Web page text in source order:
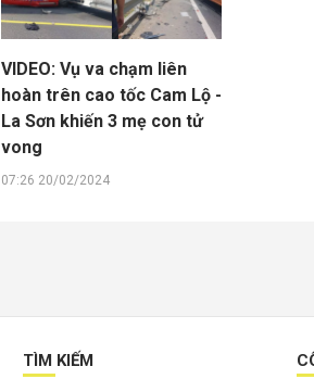
VIDEO: Vụ va chạm liên
hoàn trên cao tốc Cam Lộ -
La Sơn khiến 3 mẹ con tử
vong
07:26 20/02/2024
TÌM KIẾM